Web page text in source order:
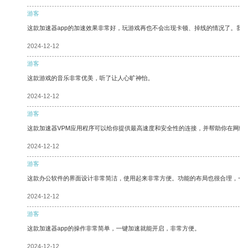
游客
这款加速器app的加速效果非常好，玩游戏再也不会出现卡顿、掉线的情况了
2024-12-12
游客
这款游戏的音乐非常优美，听了让人心旷神怡。
2024-12-12
游客
这款加速器VPM应用程序可以给你提供最高速度和安全性的连接，并帮助你在网
2024-12-12
游客
这款办公软件的界面设计非常简洁，使用起来非常方便。功能的布局也很合理，
2024-12-12
游客
这款加速器app的操作非常简单，一键加速就能开启，非常方便。
2024-12-12